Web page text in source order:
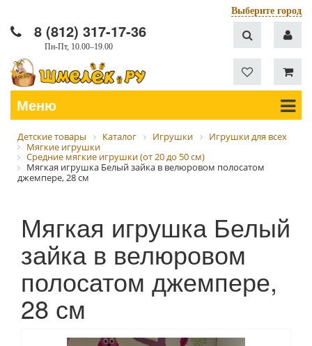
Выберите город
8 (812) 317-17-36
Пн-Пт, 10.00–19.00
Меню
Детские товары Каталог Игрушки
Игрушки для всех
Мягкие игрушки
Средние мягкие игрушки (от 20 до 50 см)
Мягкая игрушка Белый зайка в велюровом полосатом
джемпере, 28 см
Мягкая игрушка Белый
зайка в велюровом
полосатом джемпере,
28 см